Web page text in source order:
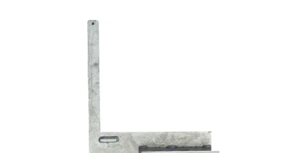
Bildergalerie überspringen